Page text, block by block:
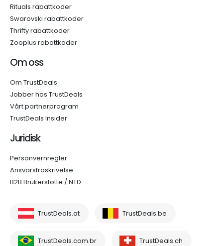
Rituals rabattkoder
Swarovski rabattkoder
Thrifty rabattkoder
Zooplus rabattkoder
Om oss
Om TrustDeals
Jobber hos TrustDeals
Vårt partnerprogram
TrustDeals Insider
Juridisk
Personvernregler
Ansvarsfraskrivelse
B2B Brukerstøtte / NTD
TrustDeals.at TrustDeals.be
TrustDeals.com.br TrustDeals.ch